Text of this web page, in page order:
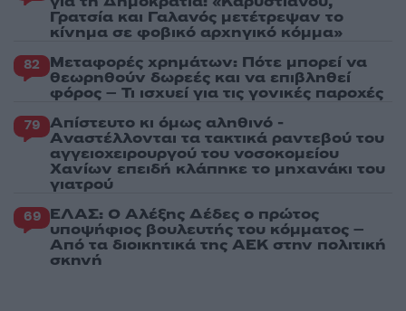
Γρατσία και Γαλανός μετέτρεψαν το
κίνημα σε φοβικό αρχηγικό κόμμα»
82 Μεταφορές χρημάτων: Πότε μπορεί να
θεωρηθούν δωρεές και να επιβληθεί
φόρος – Τι ισχυεί για τις γονικές παροχές
79 Απίστευτο κι όμως αληθινό -
Aναστέλλονται τα τακτικά ραντεβού του
αγγειοχειρουργού του νοσοκομείου
Χανίων επειδή κλάπηκε το μηχανάκι του
γιατρού
69 ΕΛΑΣ: Ο Αλέξης Δέδες ο πρώτος
υποψήφιος βουλευτής του κόμματος –
Από τα διοικητικά της ΑΕΚ στην πολιτική
σκηνή